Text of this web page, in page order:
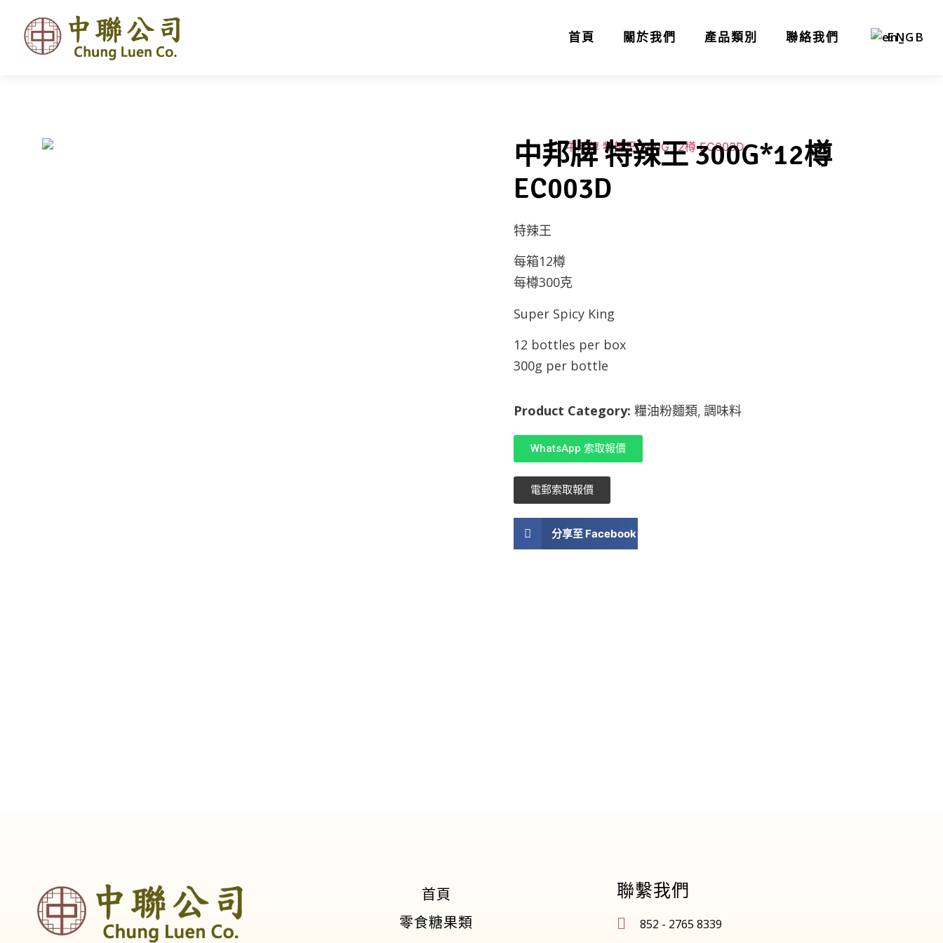
首頁 關於我們 產品類別 聯絡我們 EN
中邦牌 特辣王 300G*12樽
EC003D
特辣王
每箱12樽
每樽300克
Super Spicy King
12 bottles per box
300g per bottle
Product Category: 糧油粉麵類, 調味料
WhatsApp 索取報價
電郵索取報價
分享至 Facebook
首頁
零食糖果類
聯繫我們
852 - 2765 8339